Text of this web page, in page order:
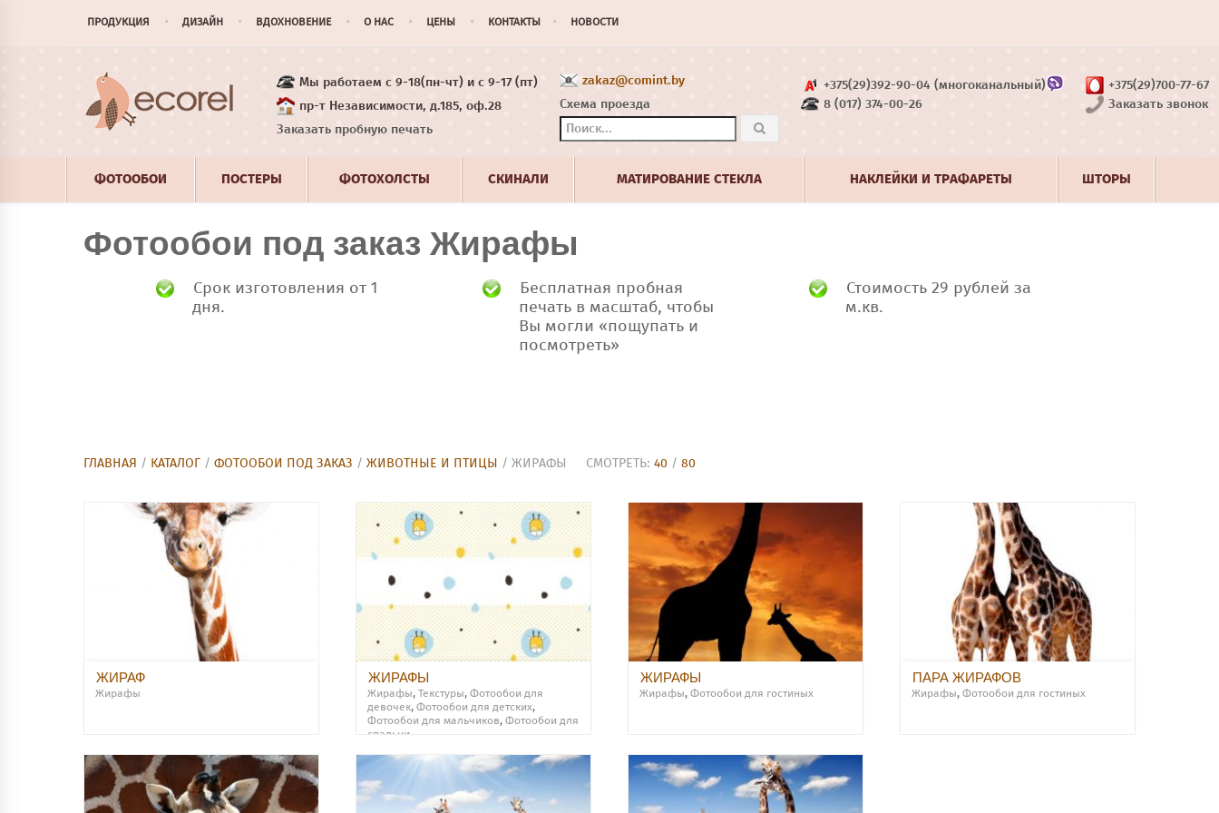
ПРОДУКЦИЯ ДИЗАЙН ВДОХНОВЕНИЕ О НАС ЦЕНЫ КОНТАКТЫ НОВОСТИ
Мы работаем с 9-18(пн-чт) и с 9-17 (пт)
пр-т Независимости, д.185, оф.28
Заказать пробную печать
zakaz@comint.by
Схема проезда
+375(29)392-90-04 (многоканальный)
8 (017) 374-00-26
+375(29)700-77-67
Заказать звонок
ФОТООБОИ ПОСТЕРЫ ФОТОХОЛСТЫ СКИНАЛИ МАТИРОВАНИЕ СТЕКЛА НАКЛЕЙКИ И ТРАФАРЕТЫ ШТОРЫ
Фотообои под заказ Жирафы
Срок изготовления от 1
дня.
Бесплатная пробная
печать в масштаб, чтобы
Вы могли «пощупать и
посмотреть»
Стоимость 29 рублей за
м.кв.
ГЛАВНАЯ / КАТАЛОГ / ФОТООБОИ ПОД ЗАКАЗ / ЖИВОТНЫЕ И ПТИЦЫ / ЖИРАФЫ СМОТРЕТЬ: 40 / 80
ЖИРАФ
Жирафы
ЖИРАФЫ
Жирафы, Текстуры, Фотообои для
девочек, Фотообои для детских,
Фотообои для мальчиков, Фотообои для
спальни
ЖИРАФЫ
Жирафы, Фотообои для гостиных
ПАРА ЖИРАФОВ
Жирафы, Фотообои для гостиных